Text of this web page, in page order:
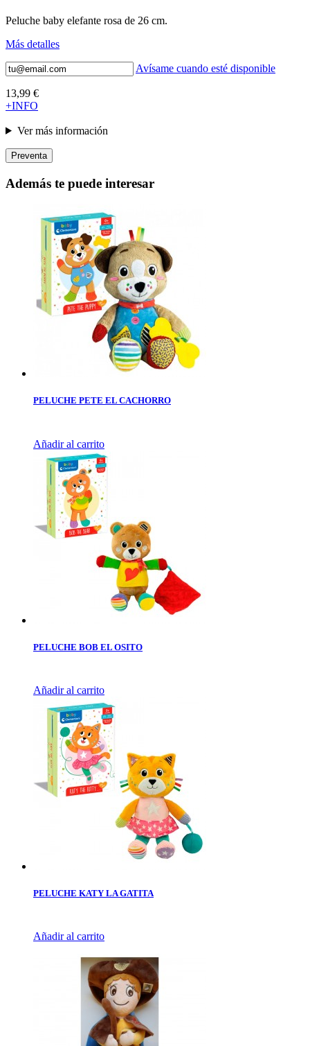
Peluche baby elefante rosa de 26 cm.
Más detalles
Avísame cuando esté disponible
13,99 €
+INFO
Ver más información
Preventa
Además te puede interesar
PELUCHE PETE EL CACHORRO
Añadir al carrito
PELUCHE BOB EL OSITO
Añadir al carrito
PELUCHE KATY LA GATITA
Añadir al carrito